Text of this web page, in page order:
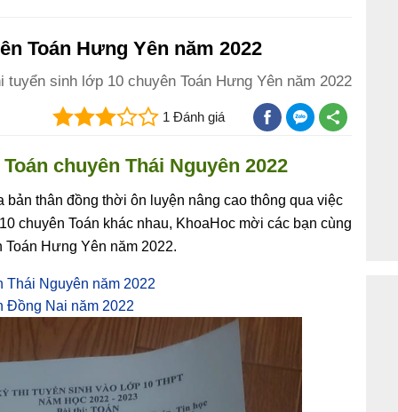
Toán Hưng Yên năm 2022
tuyển sinh lớp 10 chuyên Toán Hưng Yên năm 2022
1 Đánh giá
chuyên Thái Nguyên 2022
thân đồng thời ôn luyện nâng cao thông qua việc
chuyên Toán khác nhau, KhoaHoc mời các bạn cùng
Hưng Yên năm 2022.
Thái Nguyên năm 2022
Đồng Nai năm 2022